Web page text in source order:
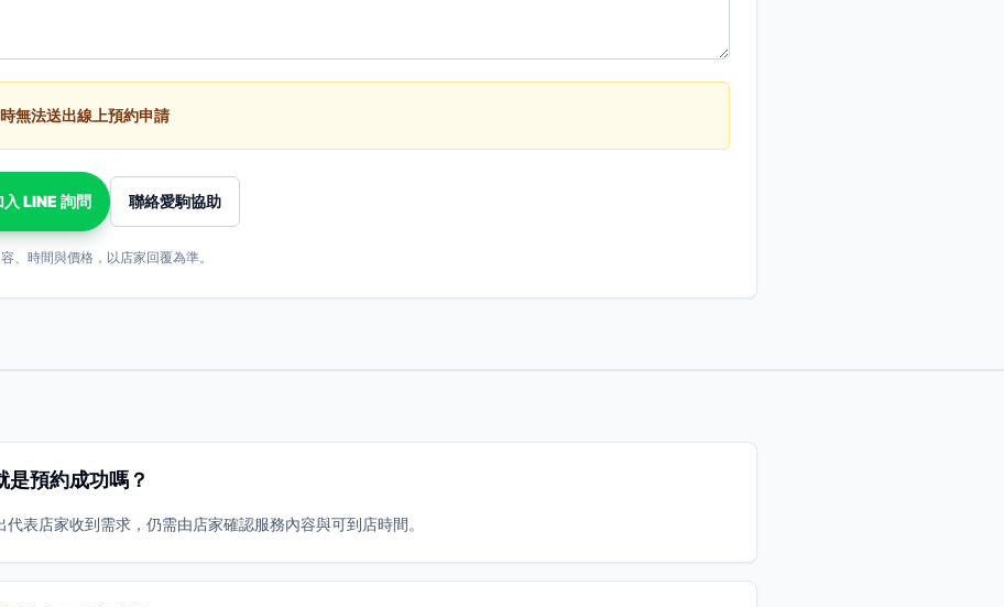
無法送出線上預約申請
入 LINE 詢問 聯絡愛駒協助
、時間與價格，以店家回覆為準。
是預約成功嗎？
代表店家收到需求，仍需由店家確認服務內容與可到店時間。